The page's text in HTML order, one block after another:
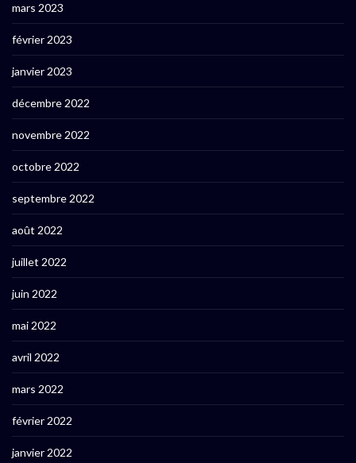
mars 2023
février 2023
janvier 2023
décembre 2022
novembre 2022
octobre 2022
septembre 2022
août 2022
juillet 2022
juin 2022
mai 2022
avril 2022
mars 2022
février 2022
janvier 2022